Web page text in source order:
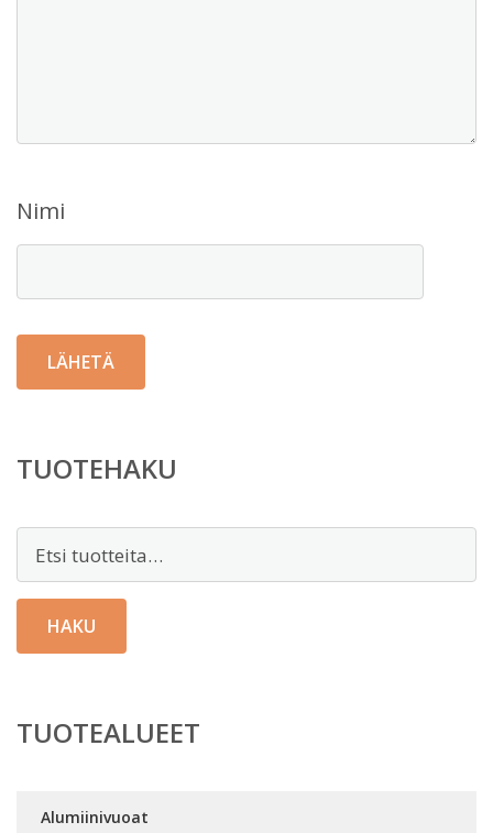
Nimi
TUOTEHAKU
HAKU
TUOTEALUEET
Alumiinivuoat